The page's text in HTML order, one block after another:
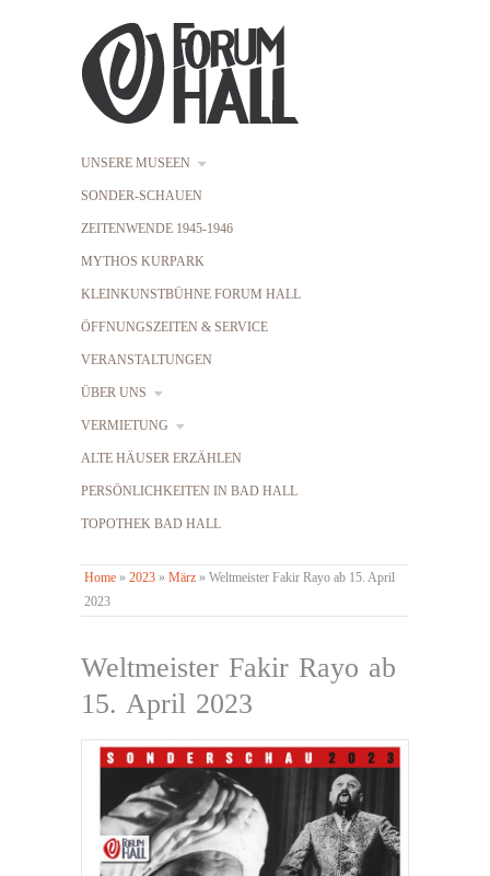
UNSERE MUSEEN
SONDER-SCHAUEN
ZEITENWENDE 1945-1946
MYTHOS KURPARK
KLEINKUNSTBÜHNE FORUM HALL
ÖFFNUNGSZEITEN & SERVICE
VERANSTALTUNGEN
ÜBER UNS
VERMIETUNG
ALTE HÄUSER ERZÄHLEN
PERSÖNLICHKEITEN IN BAD HALL
TOPOTHEK BAD HALL
Home » 2023 » März » Weltmeister Fakir Rayo ab 15. April
2023
Weltmeister Fakir Rayo ab
15. April 2023